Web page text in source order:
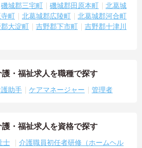
磯城郡三宅町 磯城郡田原本町
北葛城
町 北葛城郡広陵町
北葛城郡河合町
大淀町 吉野郡下市町
吉野郡十津川
・福祉求人を職種で探す
助手 ケアマネージャー 管理者
・福祉求人を資格で探す
士
介護職員初任者研修（ホームヘル